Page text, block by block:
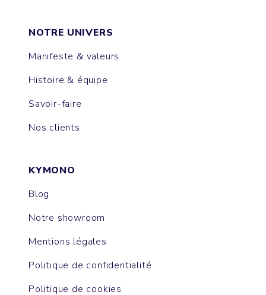
NOTRE UNIVERS
Manifeste & valeurs
Histoire & équipe
Savoir-faire
Nos clients
KYMONO
Blog
Notre showroom
Mentions légales
Politique de confidentialité
Politique de cookies